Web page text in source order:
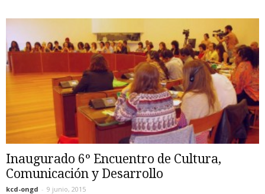
Inaugurado 6º Encuentro de Cultura,
Comunicación y Desarrollo
kcd-ongd - 9 junio, 2015